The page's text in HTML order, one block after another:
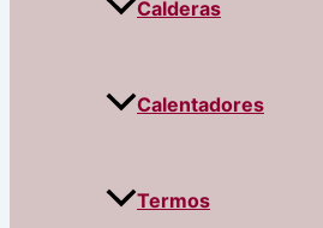
Calderas
Calentadores
Termos